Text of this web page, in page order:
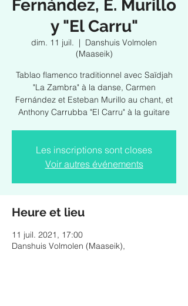
Fernández, E. Murillo
y "El Carru"
dim. 11 juil.
  |
Danshuis Volmolen
(Maaseik)
Tablao flamenco traditionnel avec Saïdjah
"La Zambra" à la danse, Carmen
Fernández et Esteban Murillo au chant, et
Anthony Carrubba "El Carru" à la guitare
Les inscriptions sont closes
Voir autres événements
Heure et lieu
11 juil. 2021, 17:00
Danshuis Volmolen (Maaseik),